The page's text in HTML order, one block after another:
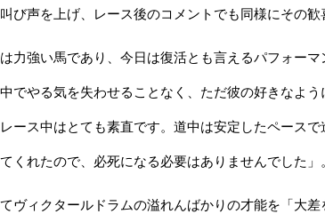
び声を上げ、レース後のコメントでも同様にその歓
力強い馬であり、今日は復活とも言えるパフォー
でやる気を失わせることなく、ただ彼の好きなよ
ース中はとても素直です。道中は安定したペース
くれたので、必死になる必要はありませんでした」。
ヴィクタールドラムの溢れんばかりの才能を「大